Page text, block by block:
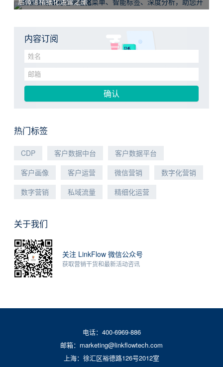
内容订阅
热门标签
CDP 客户数据中台
客户数据平台
客户画像
客户运营 微信营销
数字化营销
数字营销
私域流量 精细化运营
关于我们
关注 LinkFlow 微信公众号
获取营销干货和最新活动咨讯
电话：400-6969-886
邮箱：marketing@linkflowtech.com
上海：徐汇区裕德路126号2012室